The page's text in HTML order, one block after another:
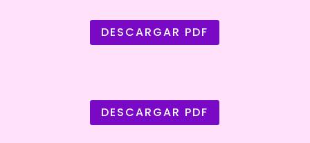
DESCARGAR PDF
DESCARGAR PDF